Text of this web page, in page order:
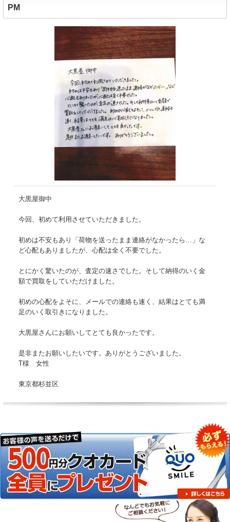
PM
大黒屋御中
今回、初めて利用させていただきました。
初めは不安もあり「荷物を送ったまま連絡がなかったら…」な
ど心配もありましたが、心配は全く不要でした。
とにかく驚いたのが、査定の速さでした。そして納得のいく金
額で買取をしていただけました。
初めの心配をよそに、メールでの連絡も速く、結果はとても満
足のいく取引きになりました。
大黒屋さんにお願いしてとても良かったです。
是非またお願いしたいです。ありがとうございました。
T様 女性
東京都杉並区